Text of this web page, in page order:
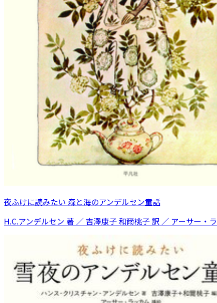
夜ふけに読みたい 森と海のアンデルセン童話
H.C.アンデルセン 著 ／ 吉澤康子 和爾桃子 訳 ／ アーサー・